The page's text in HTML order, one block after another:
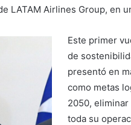
LATAM Airlines Group, en
Este primer
de
presentó en
como metas
2050,
toda su